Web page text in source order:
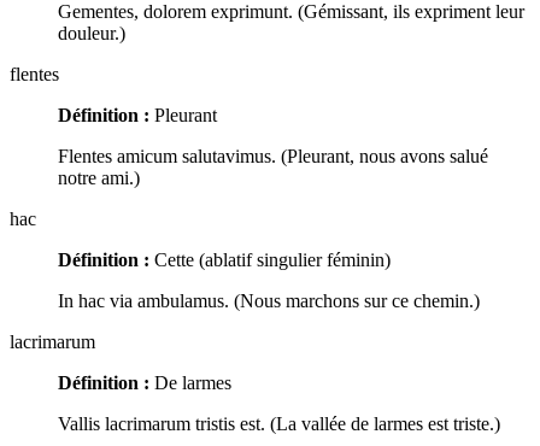
Gementes, dolorem exprimunt. (Gémissant, ils expriment leur
douleur.)
flentes
Définition : Pleurant
Flentes amicum salutavimus. (Pleurant, nous avons salué
notre ami.)
hac
Définition : Cette (ablatif singulier féminin)
In hac via ambulamus. (Nous marchons sur ce chemin.)
lacrimarum
Définition : De larmes
Vallis lacrimarum tristis est. (La vallée de larmes est triste.)